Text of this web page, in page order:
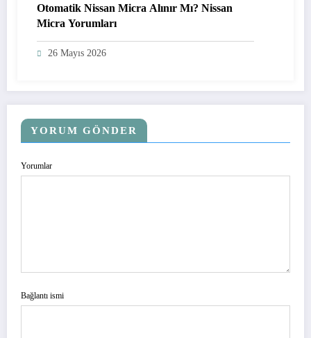
Otomatik Nissan Micra Alınır Mı? Nissan
Micra Yorumları
26 Mayıs 2026
YORUM GÖNDER
Yorumlar
Bağlantı ismi